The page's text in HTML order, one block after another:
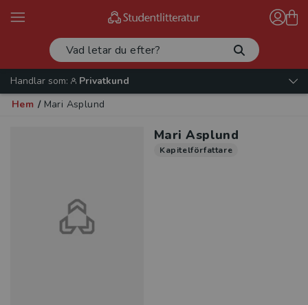
Handlar som:
Privatkund
Hem / Mari Asplund
Mari Asplund
Kapitelförfattare